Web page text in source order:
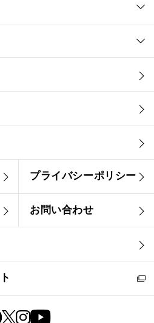
プライバシーポリシー
お問い合わせ